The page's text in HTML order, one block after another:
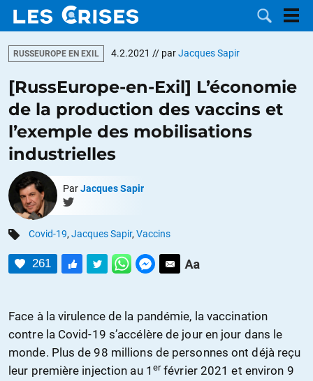
LES
DOSSIERS
CATÉGORIES
MOTS CLÉS
CONTACTER
FAIRE UN
RUSSEUROPE EN EXIL 4.2.2021 // parJacques Sapir
[RussEurope-en-Exil] L’économie
de la production des vaccins et
l’exemple des mobilisations
industrielles
ParJacques Sapir
Covid-19, Jacques Sapir, Vaccins
261
Face à la virulence de la pandémie, la vaccination
contre la Covid-19 s’accélère de jour en jour dans le
monde. Plus de 98 millions de personnes ont déjà reçu
leur première injection au 1 erfévrier 2021 et environ 9